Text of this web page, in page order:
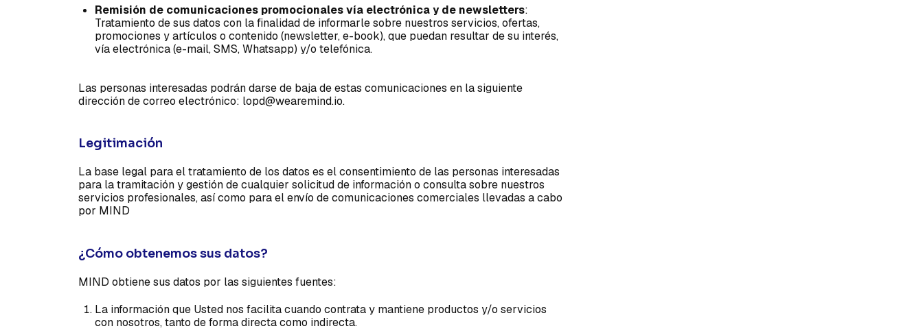
Remisión de comunicaciones promocionales vía electrónica y de newsletters:
Tratamiento de sus datos con la finalidad de informarle sobre nuestros servicios, ofertas,
promociones y artículos o contenido (newsletter, e-book), que puedan resultar de su interés,
vía electrónica (e-mail, SMS, Whatsapp) y/o telefónica.
Las personas interesadas podrán darse de baja de estas comunicaciones en la siguiente
dirección de correo electrónico: lopd@wearemind.io.
Legitimación
La base legal para el tratamiento de los datos es el consentimiento de las personas interesadas
para la tramitación y gestión de cualquier solicitud de información o consulta sobre nuestros
servicios profesionales, así como para el envío de comunicaciones comerciales llevadas a cabo
por MIND
¿Cómo obtenemos sus datos?
MIND obtiene sus datos por las siguientes fuentes:
La información que Usted nos facilita cuando contrata y mantiene productos y/o servicios
con nosotros, tanto de forma directa como indirecta.